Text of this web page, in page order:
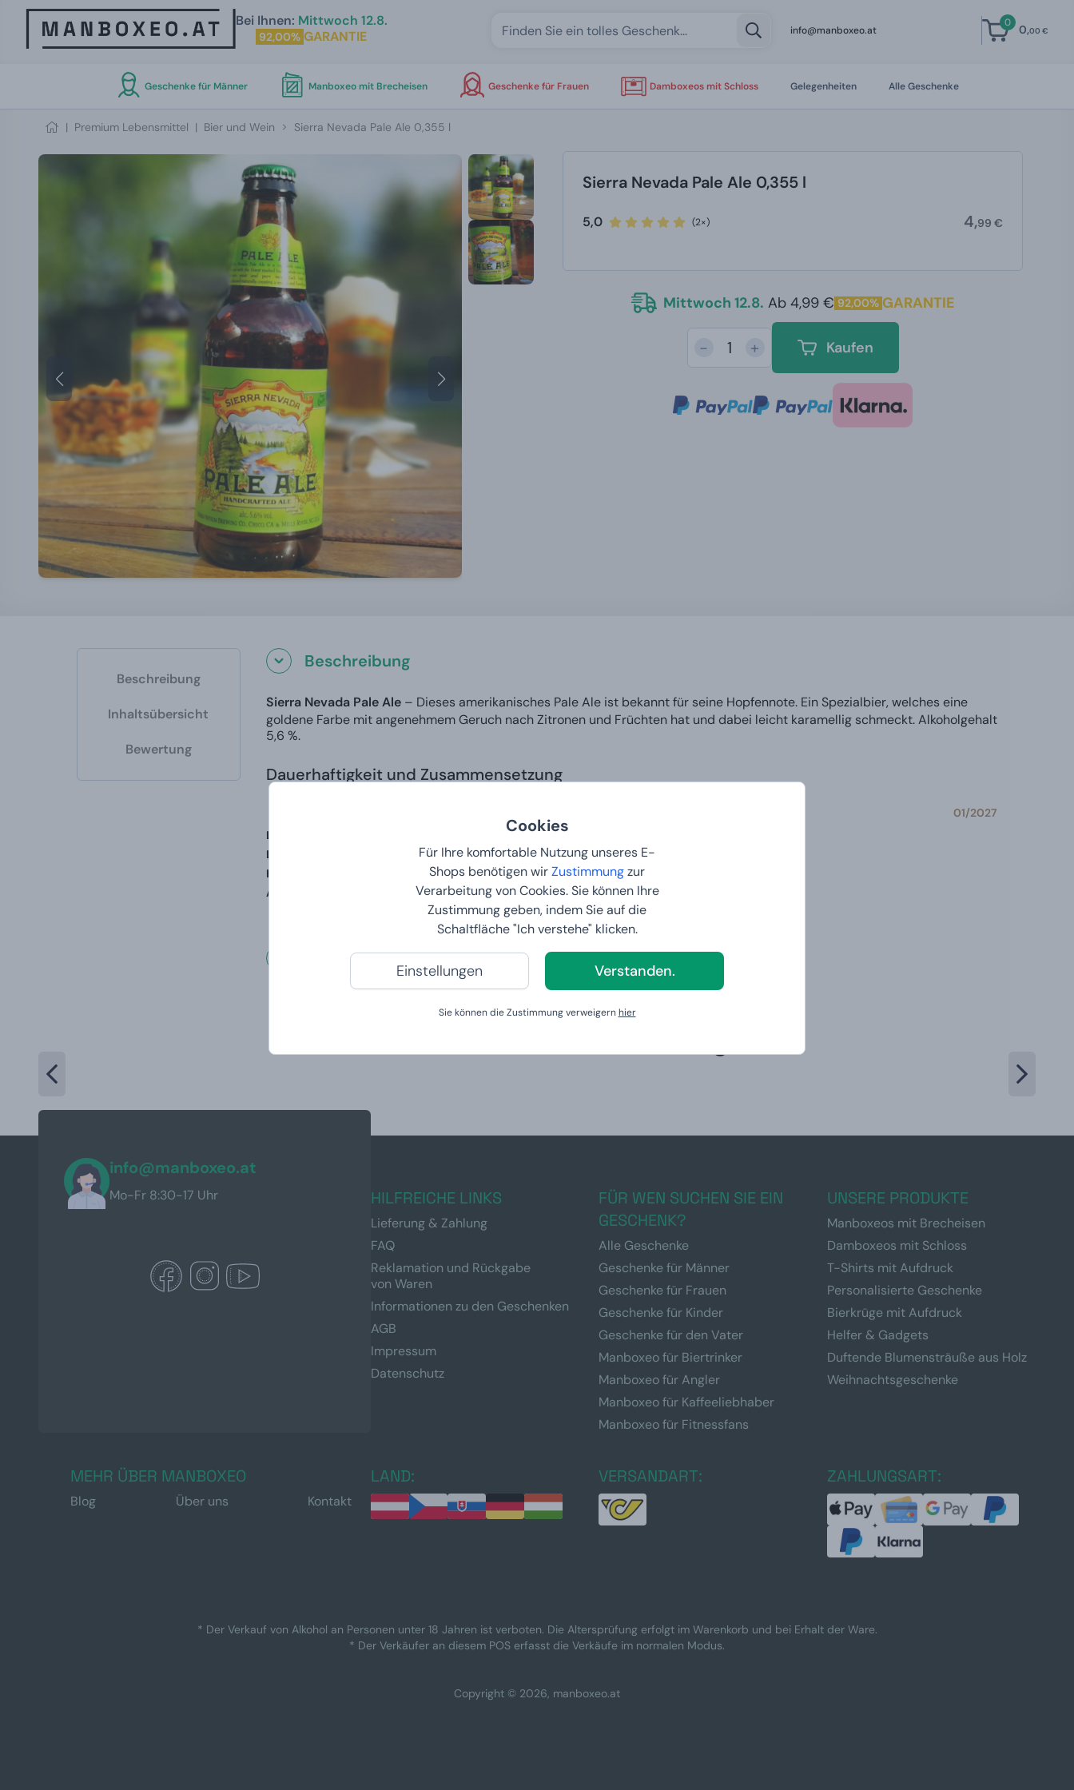
Cookies
Für Ihre komfortable Nutzung unseres E-
Shops benötigen wirZustimmungzur
Verarbeitung von Cookies. Sie können Ihre
Zustimmung geben, indem Sie auf die
Schaltfläche "Ich verstehe" klicken.
Einstellungen Verstanden.
Sie können die Zustimmung verweigernhier
Bei Ihnen: Mittwoch 12.8.
92,00% GARANTIE info@manboxeo.at
0 0,00 €
Geschenke für Männer Manboxeo mit Brecheisen Geschenke für Frauen Damboxeos mit Schloss Gelegenheiten Alle Geschenke
| Premium Lebensmittel | Bier und Wein Sierra Nevada Pale Ale 0,355 l
Sierra Nevada Pale Ale 0,355 l
5,0 (2×) 4,99 €
Mittwoch 12.8. Ab 4,99 € 92,00% GARANTIE
- + Kaufen
Beschreibung
Inhaltsübersicht
Bewertung
Beschreibung
Sierra Nevada Pale Ale – Dieses amerikanisches Pale Ale ist bekannt für seine Hopfennote. Ein Spezialbier, welches eine
goldene Farbe mit angenehmem Geruch nach Zitronen und Früchten hat und dabei leicht karamellig schmeckt. Alkoholgehalt
5,6 %.
Dauerhaftigkeit und Zusammensetzung
01/2027
Liste der Inhaltstoffe:
Wasser, Malz, Hopfen, Hefe.
Liste der enthaltenen Allergene: Getreide, Hopfen, Hefe.
Herkunftsland:
Alkoholgehalt in %::
Was unsere Kunden sagen
info@manboxeo.at
Mo-Fr 8:30-17 Uhr HILFREICHE LINKS
Lieferung & Zahlung
FAQ
Reklamation und Rückgabe
von Waren
Informationen zu den Geschenken
AGB
Impressum
Datenschutz
FÜR WEN SUCHEN SIE EIN
GESCHENK?
Alle Geschenke
Geschenke für Männer
Geschenke für Frauen
Geschenke für Kinder
Geschenke für den Vater
Manboxeo für Biertrinker
Manboxeo für Angler
Manboxeo für Kaffeeliebhaber
Manboxeo für Fitnessfans
UNSERE PRODUKTE
Manboxeos mit Brecheisen
Damboxeos mit Schloss
T-Shirts mit Aufdruck
Personalisierte Geschenke
Bierkrüge mit Aufdruck
Helfer & Gadgets
Duftende Blumensträuße aus Holz
Weihnachtsgeschenke
MEHR ÜBER MANBOXEO
Blog Über uns Kontakt
LAND: VERSANDART: ZAHLUNGSART:
* Der Verkauf von Alkohol an Personen unter 18 Jahren ist verboten. Die Altersprüfung erfolgt im Warenkorb und bei Erhalt der Ware.
* Der Verkäufer an diesem POS erfasst die Verkäufe im normalen Modus.
Copyright © 2026, manboxeo.at